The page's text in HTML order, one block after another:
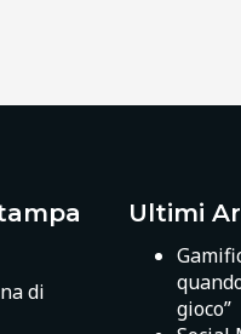
di
Ultimi
gioco”